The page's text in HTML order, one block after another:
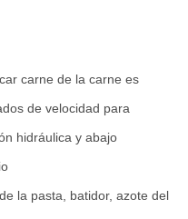
carne de la carne es
de velocidad para
hidráulica y abajo
la pasta, batidor, azote del